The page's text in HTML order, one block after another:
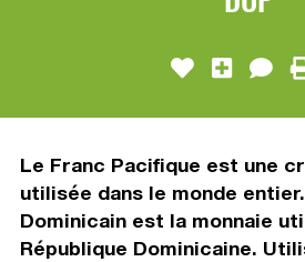
Le Franc Pacifique est une
utilisée dans le monde
Dominicain est la monnaie
République Dominicaine.